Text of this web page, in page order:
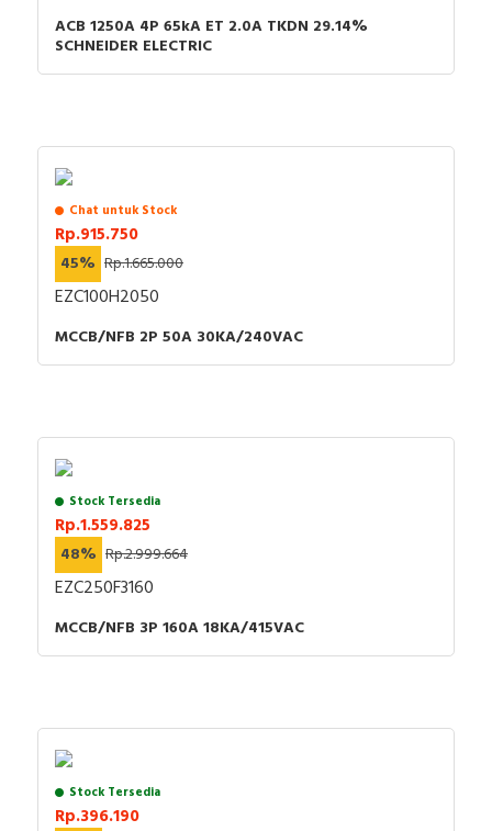
ACB 1250A 4P 65kA ET 2.0A TKDN 29.14%
SCHNEIDER ELECTRIC
Chat untuk Stock
Rp.915.750
45% Rp.1.665.000
EZC100H2050
MCCB/NFB 2P 50A 30KA/240VAC
Stock Tersedia
Rp.1.559.825
48% Rp.2.999.664
EZC250F3160
MCCB/NFB 3P 160A 18KA/415VAC
Stock Tersedia
Rp.396.190